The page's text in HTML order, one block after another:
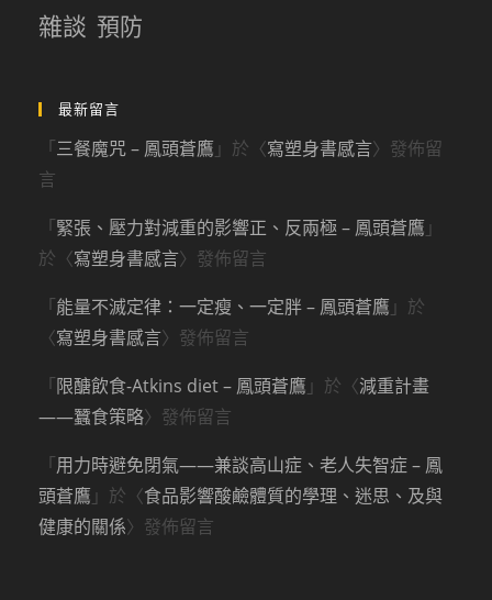
雜談 預防
最新留言
「三餐魔咒 – 鳳頭蒼鷹 」於〈寫塑身書感言〉發佈留
言
「緊張、壓力對減重的影響正、反兩極 – 鳳頭蒼鷹
於〈寫塑身書感言〉發佈留言
「能量不滅定律：一定瘦、一定胖 – 鳳頭蒼鷹 」於
〈寫塑身書感言〉發佈留言
「限醣飲食-Atkins diet – 鳳頭蒼鷹 」於〈減重計畫
——蠶食策略〉發佈留言
「用力時避免閉氣——兼談高山症、老人失智症 – 鳳
頭蒼鷹 」於〈食品影響酸鹼體質的學理、迷思、及與
健康的關係〉發佈留言